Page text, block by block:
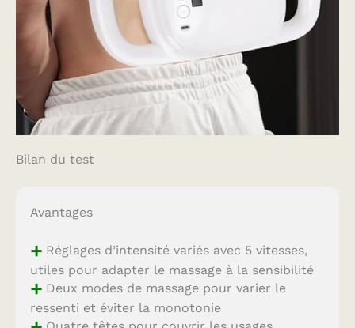
Bilan du test
Avantages
+Réglages d’intensité variés avec 5 vitesses,
utiles pour adapter le massage à la sensibilité
+Deux modes de massage pour varier le
ressenti et éviter la monotonie